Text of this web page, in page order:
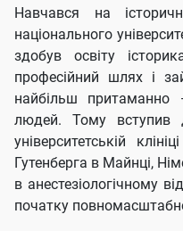
Навчався на
національного
здобув освіту
професійний шлях і
найбільш притаманно
людей. Тому вступив
університетській
Гутенберга в Майнці,
в анестезіологічному
початку